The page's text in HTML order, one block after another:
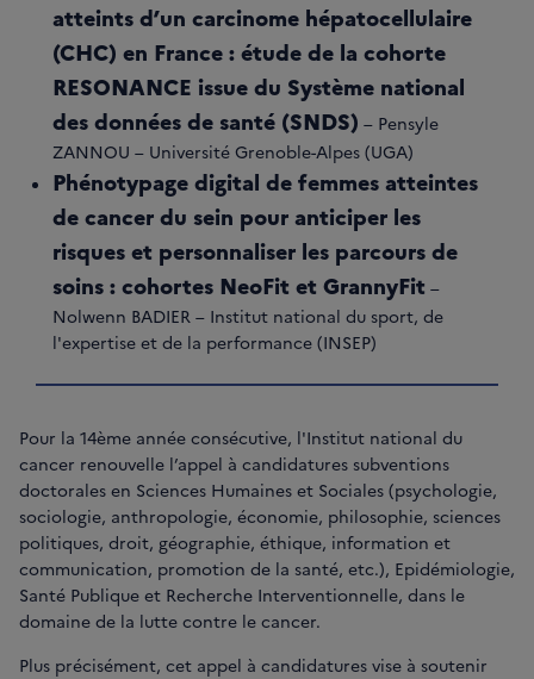
atteints d’un carcinome hépatocellulaire
(CHC) en France : étude de la cohorte
RESONANCE issue du Système national
des données de santé (SNDS) – Pensyle
ZANNOU – Université Grenoble-Alpes (UGA)
Phénotypage digital de femmes atteintes
de cancer du sein pour anticiper les
risques et personnaliser les parcours de
soins : cohortes NeoFit et GrannyFit –
Nolwenn BADIER – Institut national du sport, de
l'expertise et de la performance (INSEP)
Pour la 14ème année consécutive, l'Institut national du
cancer renouvelle l’appel à candidatures subventions
doctorales en Sciences Humaines et Sociales (psychologie,
sociologie, anthropologie, économie, philosophie, sciences
politiques, droit, géographie, éthique, information et
communication, promotion de la santé, etc.), Epidémiologie,
Santé Publique et Recherche Interventionnelle, dans le
domaine de la lutte contre le cancer.
Plus précisément, cet appel à candidatures vise à soutenir